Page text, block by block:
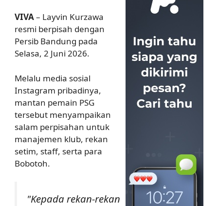
VIVA– Layvin Kurzawa
resmi berpisah dengan
Persib Bandung pada
Selasa, 2 Juni 2026.
Melalu media sosial
Instagram pribadinya,
mantan pemain PSG
tersebut menyampaikan
salam perpisahan untuk
manajemen klub, rekan
setim, staff, serta para
Bobotoh.
"Kepada rekan-rekan